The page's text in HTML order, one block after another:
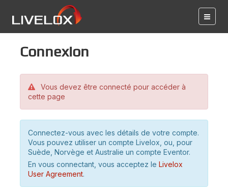
Connexion
Vous devez être connecté pour accéder à
cette page
Connectez-vous avec les détails de votre compte.
Vous pouvez utiliser un compte Livelox, ou, pour
Suède, Norvège et Australie un compte Eventor.
En vous connectant, vous acceptez le Livelox
User Agreement.